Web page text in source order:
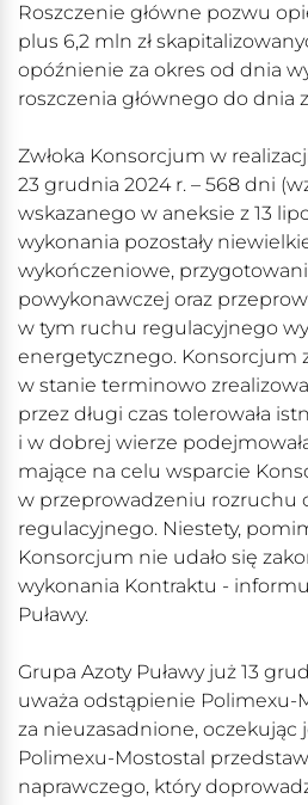
Roszczenie główne pozwu
plus 6,2 mln zł
opóźnienie za okres od dnia
roszczenia głównego do dnia
Zwłoka Konsorcjum w
23 grudnia 2024 r. – 568 dni
wskazanego w aneksie z 13
wykonania pozostały
wykończeniowe,
powykonawczej oraz
w tym ruchu regulacyjnego
energetycznego. Konsorcjum
w stanie terminowo
przez długi czas tolerowała
i w dobrej wierze
mające na celu wsparcie
w przeprowadzeniu rozruchu
regulacyjnego. Niestety,
Konsorcjum nie udało się
wykonania Kontraktu -
Puławy.
Grupa Azoty Puławy już 13
uważa odstąpienie Polimexu-
za nieuzasadnione, oczekując
Polimexu-Mostostal
naprawczego, który